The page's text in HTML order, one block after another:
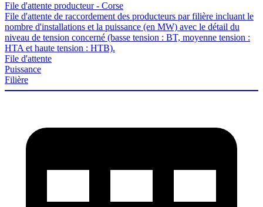
File d'attente producteur - Corse
File d'attente de raccordement des producteurs par filière incluant le
nombre d'installations et la puissance (en MW) avec le détail du
niveau de tension concerné (basse tension : BT, moyenne tension :
HTA et haute tension : HTB).
File d'attente
Puissance
Filière